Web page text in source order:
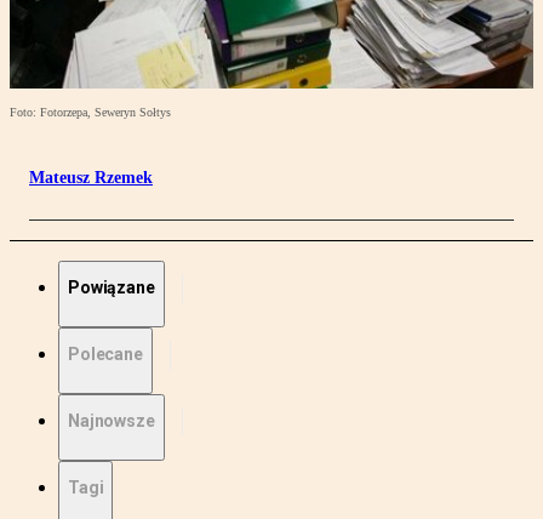
Foto: Fotorzepa, Seweryn Sołtys
Mateusz Rzemek
Powiązane
Polecane
Najnowsze
Tagi